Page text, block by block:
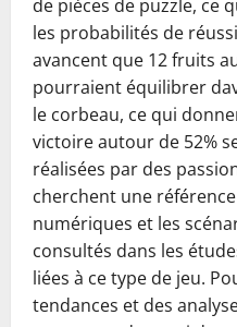
de pièces de puzzle, ce
les probabilités de
avancent que 12 fruits
pourraient équilibrer
le corbeau, ce qui
victoire autour de 52%
réalisées par des
cherchent une
numériques et les
consultés dans les
liées à ce type de jeu.
tendances et des